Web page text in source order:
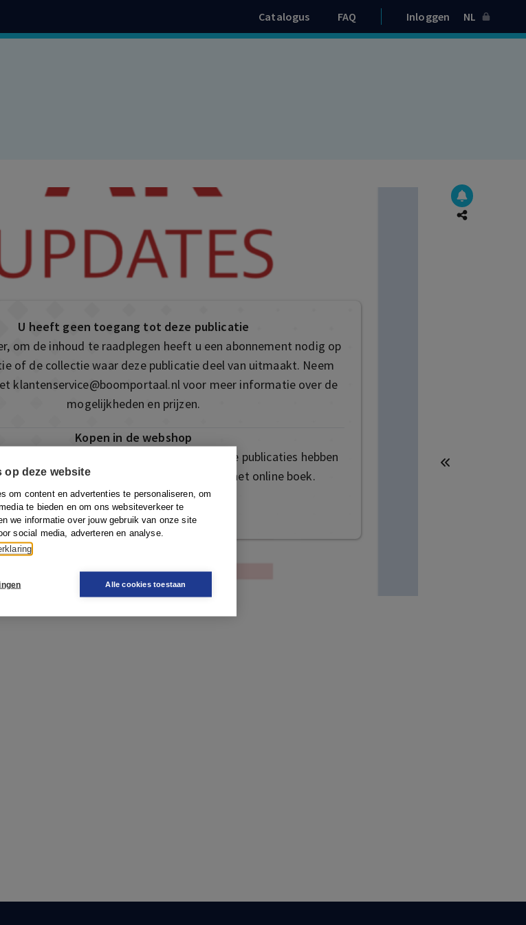
op deze website
om content en advertenties te personaliseren, om
te bieden en om ons websiteverkeer te
we informatie over jouw gebruik van onze site
social media, adverteren en analyse.
Alle cookies toestaan
Catalogus FAQ Inloggen NL
U heeft geen toegang tot deze publicatie
om de inhoud te raadplegen heeft u een abonnement nodig op
of de collectie waar deze publicatie deel van uitmaakt. Neem
klantenservice@boomportaal.nlvoor meer informatie over de
mogelijkheden en prijzen.
Kopen in de webshop
is ook te vinden in onze webshop. Sommige publicaties hebben
om direct toegang te kopen tot het online boek.
Naar de webshop